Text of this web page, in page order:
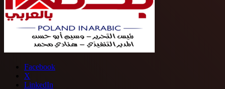
Facebook
X
LinkedIn